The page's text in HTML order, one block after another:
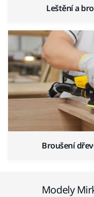
Leštění a
Broušení
Modely